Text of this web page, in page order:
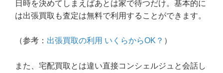
日時を決めてしまえばあとは家で待つだけ。基本的に
は出張買取も査定は無料で利用することができます。
（参考： 出張買取の利用 いくらからOK？ ）
また、宅配買取とは違い直接コンシェルジュと会話し